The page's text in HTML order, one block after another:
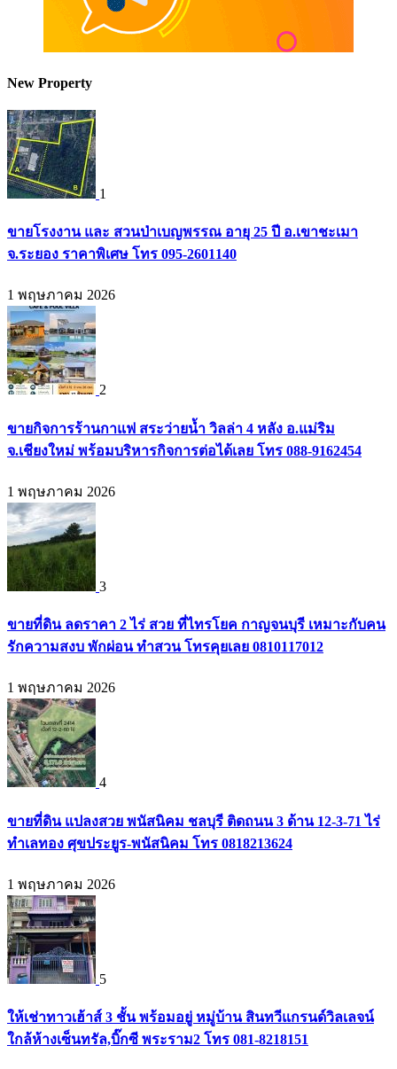
New Property
1
ขายโรงงาน และ สวนป่าเบญพรรณ อายุ 25 ปี อ.เขาชะเมา
จ.ระยอง ราคาพิเศษ โทร 095-2601140
1 พฤษภาคม 2026
2
ขายกิจการร้านกาแฟ สระว่ายน้ำ วิลล่า 4 หลัง อ.แม่ริม
จ.เชียงใหม่ พร้อมบริหารกิจการต่อได้เลย โทร 088-9162454
1 พฤษภาคม 2026
3
ขายที่ดิน ลดราคา 2 ไร่ สวย ที่ไทรโยค กาญจนบุรี เหมาะกับคน
รักความสงบ พักผ่อน ทำสวน โทรคุยเลย 0810117012
1 พฤษภาคม 2026
4
ขายที่ดิน แปลงสวย พนัสนิคม ชลบุรี ติดถนน 3 ด้าน 12-3-71 ไร่
ทำเลทอง ศุขประยูร-พนัสนิคม โทร 0818213624
1 พฤษภาคม 2026
5
ให้เช่าทาวเฮ้าส์ 3 ชั้น พร้อมอยู่ หมู่บ้าน สินทวีแกรนด์วิลเลจน์
ใกล้ห้างเซ็นทรัล,บิ๊กซี พระราม2 โทร 081-8218151